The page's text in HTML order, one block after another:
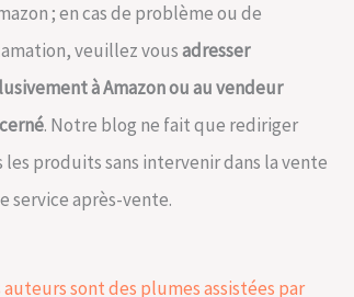
; en cas de problème ou de
veuillez vousadresser
à Amazon ou au vendeur
. Notre blog ne fait que rediriger
les produits sans intervenir dans la vente
service après-vente.
auteurs sont des plumes assistées par